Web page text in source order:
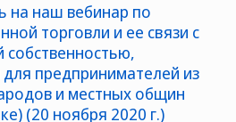
на наш вебинар по
торговли и ее связи с
собственностью,
предпринимателей из
и местных общин
(20 ноября 2020 г.)